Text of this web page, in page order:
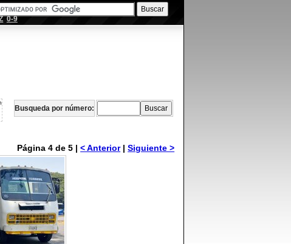
0-9
Busqueda por número:
Página 4 de 5 |< Anterior|Siguiente >